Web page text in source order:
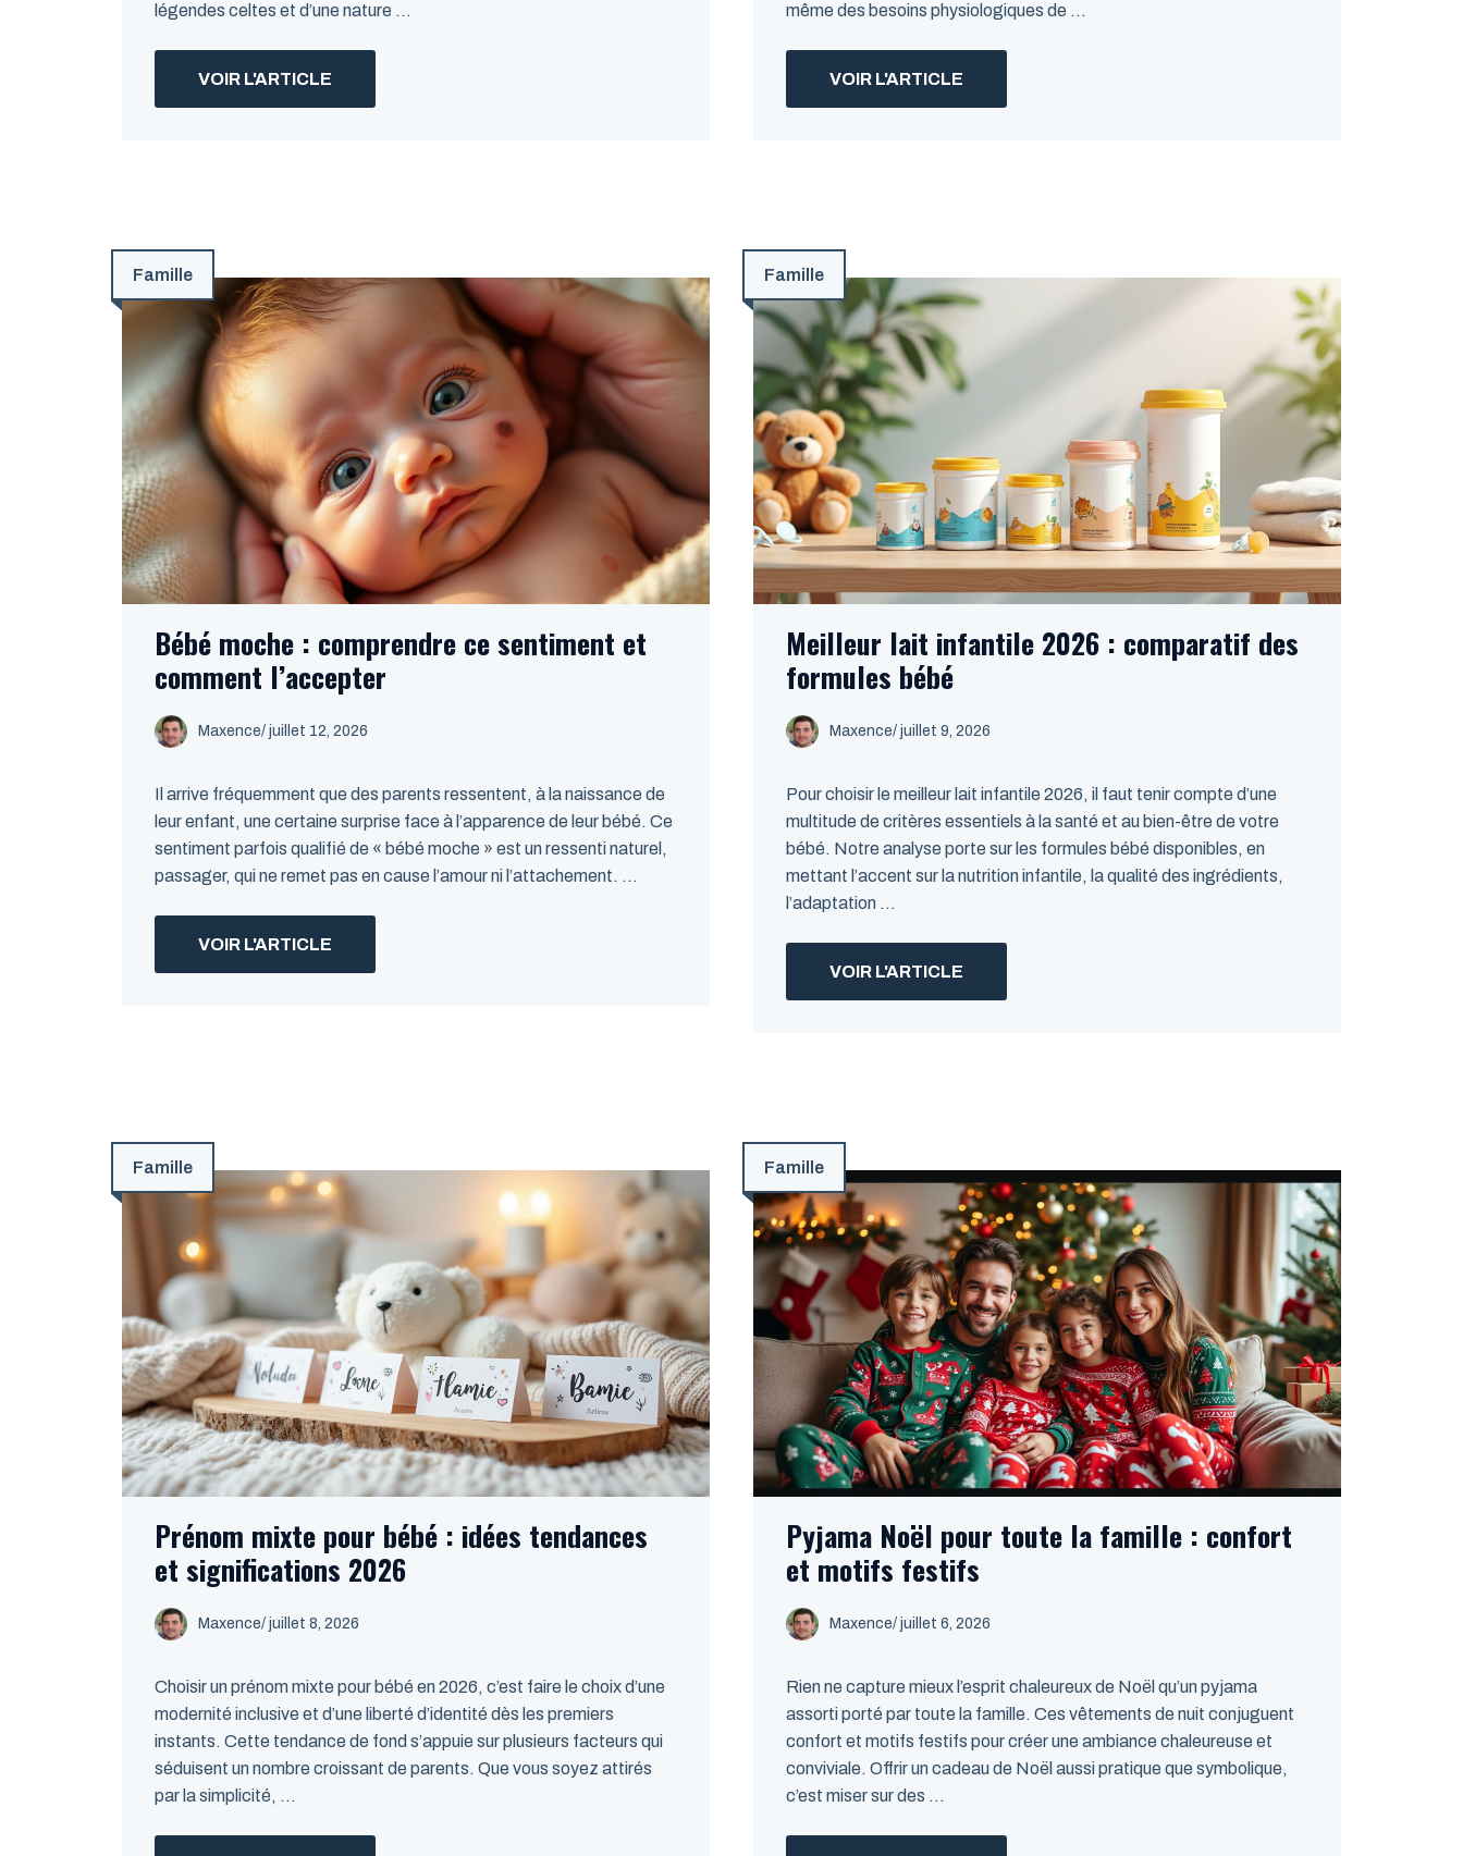
légendes celtes et d’une nature ...
VOIR L'ARTICLE
même des besoins physiologiques de ...
VOIR L'ARTICLE
Famille
Bébé moche : comprendre ce sentiment et
comment l’accepter
Maxence/ juillet 12, 2026
Il arrive fréquemment que des parents ressentent, à la naissance de
leur enfant, une certaine surprise face à l’apparence de leur bébé. Ce
sentiment parfois qualifié de « bébé moche » est un ressenti naturel,
passager, qui ne remet pas en cause l’amour ni l’attachement. ...
VOIR L'ARTICLE
Famille
Meilleur lait infantile 2026 : comparatif des
formules bébé
Maxence/ juillet 9, 2026
Pour choisir le meilleur lait infantile 2026, il faut tenir compte d’une
multitude de critères essentiels à la santé et au bien-être de votre
bébé. Notre analyse porte sur les formules bébé disponibles, en
mettant l’accent sur la nutrition infantile, la qualité des ingrédients,
l’adaptation ...
VOIR L'ARTICLE
Famille
Prénom mixte pour bébé : idées tendances
et significations 2026
Maxence/ juillet 8, 2026
Choisir un prénom mixte pour bébé en 2026, c’est faire le choix d’une
modernité inclusive et d’une liberté d’identité dès les premiers
instants. Cette tendance de fond s’appuie sur plusieurs facteurs qui
séduisent un nombre croissant de parents. Que vous soyez attirés
par la simplicité, ...
Famille
Pyjama Noël pour toute la famille : confort
et motifs festifs
Maxence/ juillet 6, 2026
Rien ne capture mieux l’esprit chaleureux de Noël qu’un pyjama
assorti porté par toute la famille. Ces vêtements de nuit conjuguent
confort et motifs festifs pour créer une ambiance chaleureuse et
conviviale. Offrir un cadeau de Noël aussi pratique que symbolique,
c’est miser sur des ...